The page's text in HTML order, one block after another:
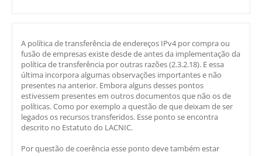
A política de transferência de endereços IPv4 por compra ou
fusão de empresas existe desde de antes da implementação da
política de transferência por outras razões (2.3.2.18). E essa
última incorpora algumas observações importantes e não
presentes na anterior. Embora alguns desses pontos
estivessem presentes em outros documentos que não os de
políticas. Como por exemplo a questão de que deixam de ser
legados os recursos transferidos. Esse ponto se encontra
descrito no Estatuto do LACNIC.
Por questão de coerência esse ponto deve também estar